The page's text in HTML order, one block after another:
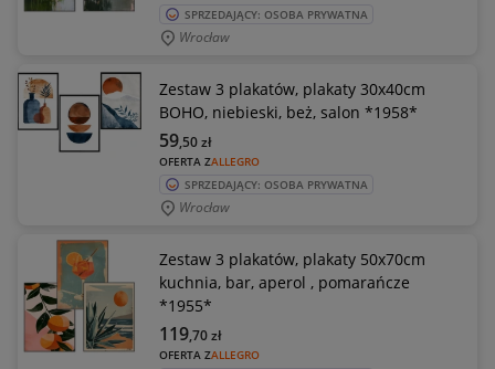
SPRZEDAJĄCY: OSOBA PRYWATNA
Wrocław
Zestaw 3 plakatów, plakaty 30x40cm
BOHO, niebieski, beż, salon *1958*
OFERTA ZALLEGRO
59,50zł
SPRZEDAJĄCY: OSOBA PRYWATNA
Wrocław
Zestaw 3 plakatów, plakaty 50x70cm
kuchnia, bar, aperol , pomarańcze
*1955*
OFERTA ZALLEGRO
119,70zł